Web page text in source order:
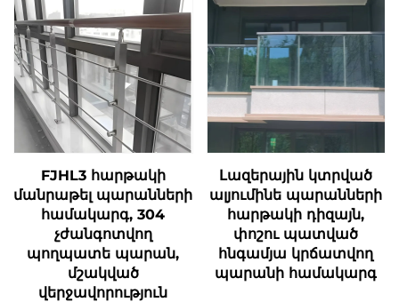
FJHL3 հարթակի
մանրաթել պարանների
համակարգ, 304
չժանգոտվող
պողպատե պարան,
մշակված
վերջավորություն
Լազերային կտրված
ալյումինե պարանների
հարթակի դիզայն,
փոշու պատված
հնգամյա կրճատվող
պարանի համակարգ